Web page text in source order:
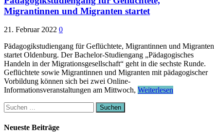
Migrantinnen und Migranten startet
21. Februar 2022 0
Pädagogikstudiengang für Geflüchtete, Migrantinnen und Migranten
startet Oldenburg. Der Bachelor-Studiengang „Pädagogisches
Handeln in der Migrationsgesellschaft“ geht in die sechste Runde.
Geflüchtete sowie Migrantinnen und Migranten mit pädagogischer
Vorbildung können sich bei zwei Online-
Informationsveranstaltungen am Mittwoch, Weiterlesen
Suchen
nach:
Neueste Beiträge